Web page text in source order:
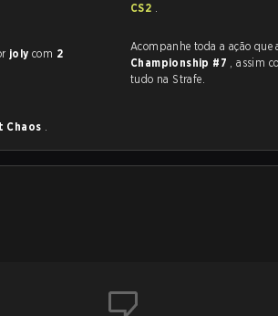
joly com 2
Chaos .
CS2 .
Acompanhe toda a ação que
Championship #7 , assim como as VODs, destaques e transmissões ao vivo,
tudo na Strafe.